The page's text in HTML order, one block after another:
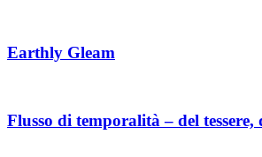
Earthly Gleam
Flusso di temporalità – del